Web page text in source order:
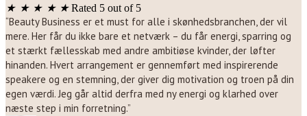
★ ★ ★ ★ ★ Rated 5 out of 5
“Beauty Business er et must for alle i skønhedsbranchen, der vil
mere. Her får du ikke bare et netværk – du får energi, sparring og
et stærkt fællesskab med andre ambitiøse kvinder, der løfter
hinanden. Hvert arrangement er gennemført med inspirerende
speakere og en stemning, der giver dig motivation og troen på din
egen værdi. Jeg går altid derfra med ny energi og klarhed over
næste step i min forretning.”